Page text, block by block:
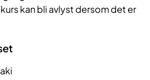
kan bli avlyst dersom det er